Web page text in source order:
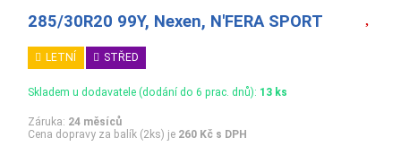
285/30R20 99Y, Nexen, N'FERA SPORT
LETNÍ STŘED
Skladem u dodavatele (dodání do 6 prac. dnů): 13 ks
Záruka: 24 měsíců
Cena dopravy za balík (2ks) je 260 Kč s DPH